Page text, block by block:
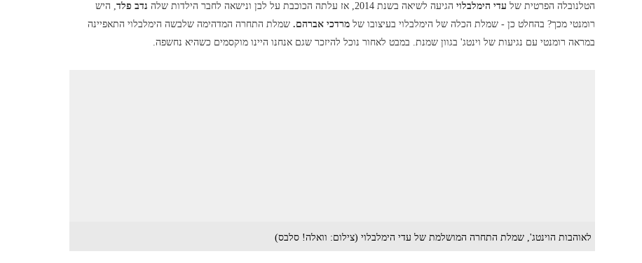
הטלנובלה הפרטית של עדי הימלבלוי הגיעה לשיאה בשנת 2014, אז עלתה הכוכבת על לבן ונישאה לחבר הילדות שלה נדב פלד, היש
רומנטי מכך? בהחלט כן - שמלת הכלה של הימלבלוי בעיצובו של מרדכי אברהם. שמלת התחרה המדהימה שלבשה הימלבלוי התאפיינה
במראה רומנטי עם נגיעות של וינטג' בגוון שמנת. במבט לאחור נוכל להיזכר שגם אנחנו היינו מוקסמים כשהיא נחשפה.
לאוהבות הוינטג', שמלת התחרה המושלמת של עדי הימלבלוי (צילום: וואלה! סלבס)